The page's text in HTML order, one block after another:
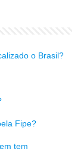
o Brasil?
Fipe?
tem